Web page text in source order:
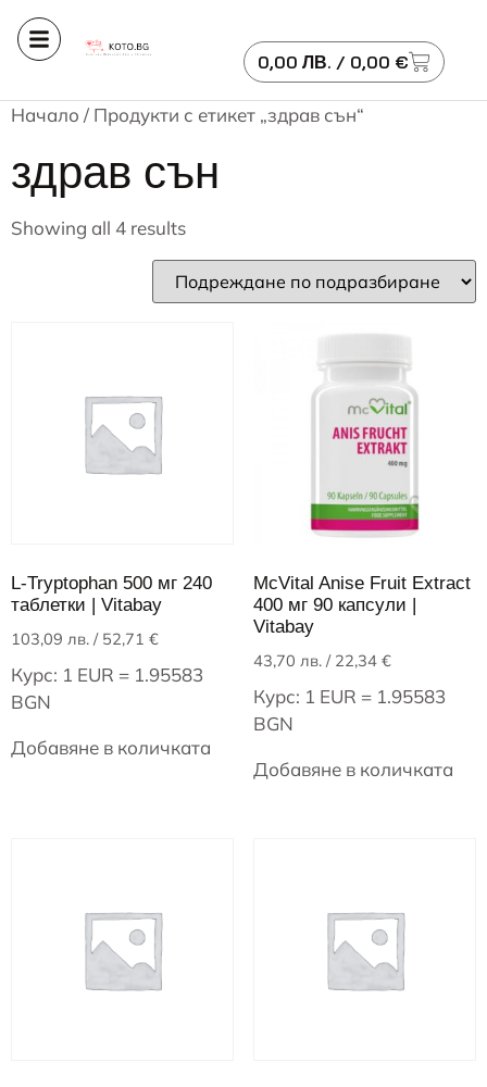
0,00 ЛВ. / 0,00 €
Начало / Продукти с етикет „здрав сън“
здрав сън
Showing all 4 results
L-Tryptophan 500 мг 240
таблетки | Vitabay
103,09 лв. / 52,71 €
Курс: 1 EUR = 1.95583
BGN
Добавяне в количката
McVital Anise Fruit Extract
400 мг 90 капсули |
Vitabay
43,70 лв./ 22,34 €
Курс: 1 EUR = 1.95583
BGN
Добавяне в количката